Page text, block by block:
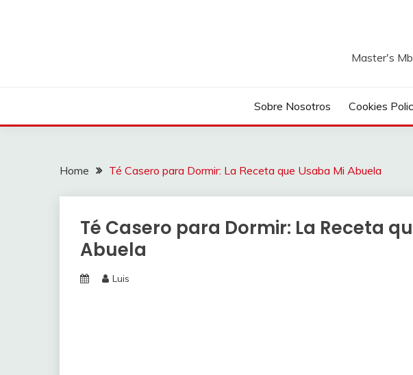
Master's
Sobre Nosotros Cookies
Home Té Casero para Dormir: La Receta que Usaba Mi Abuela
Té Casero para Dormir: La Receta
Abuela
Luis